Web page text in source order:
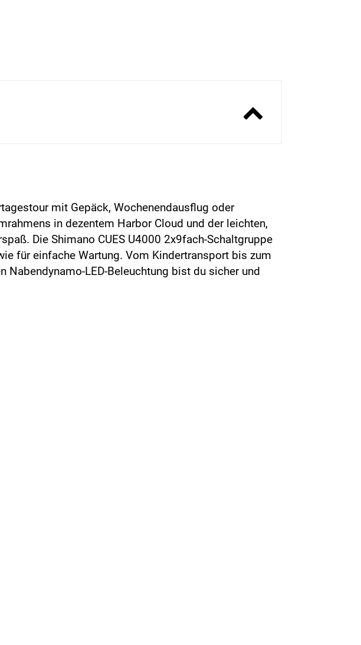
mit Gepäck, Wochenendausflug oder
in dezentem Harbor Cloud und der leichten,
Die Shimano CUES U4000 2x9fach-Schaltgruppe
für einfache Wartung. Vom Kindertransport bis zum
LED-Beleuchtung bist du sicher und